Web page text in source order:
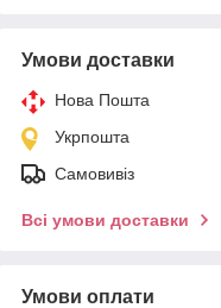
Умови доставки
Нова Пошта
Укрпошта
Самовивіз
Всі умови доставки
Умови оплати